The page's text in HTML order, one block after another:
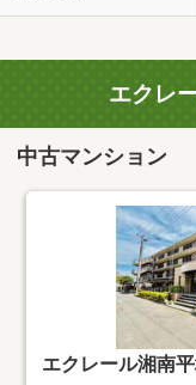
エクレ
中古マンション
エクレール湘南